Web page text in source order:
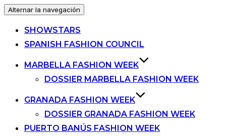
Alternar la navegación
SHOWSTARS
SPANISH FASHION COUNCIL
MARBELLA FASHION WEEK
DOSSIER MARBELLA FASHION WEEK
GRANADA FASHION WEEK
DOSSIER GRANADA FASHION WEEK
PUERTO BANÚS FASHION WEEK